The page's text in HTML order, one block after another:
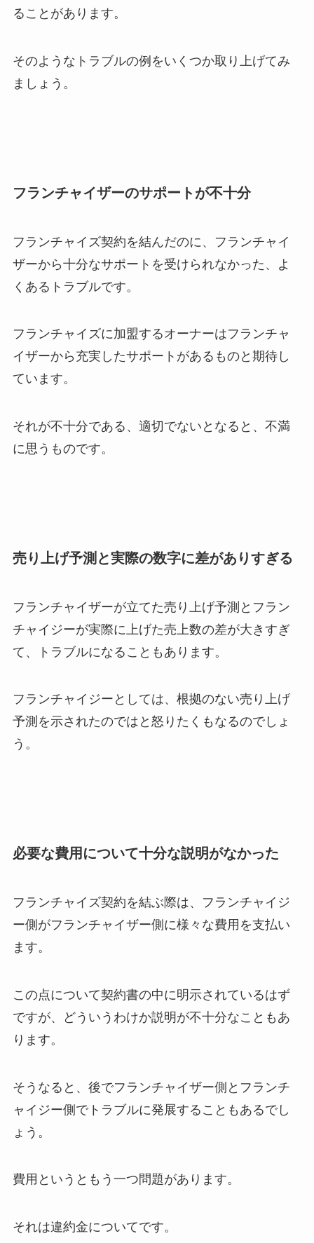
ることがあります。
そのようなトラブルの例をいくつか取り上げてみ
ましょう。
フランチャイザーのサポートが不十分
フランチャイズ契約を結んだのに、フランチャイ
ザーから十分なサポートを受けられなかった、よ
くあるトラブルです。
フランチャイズに加盟するオーナーはフランチャ
イザーから充実したサポートがあるものと期待し
ています。
それが不十分である、適切でないとなると、不満
に思うものです。
売り上げ予測と実際の数字に差がありすぎる
フランチャイザーが立てた売り上げ予測とフラン
チャイジーが実際に上げた売上数の差が大きすぎ
て、トラブルになることもあります。
フランチャイジーとしては、根拠のない売り上げ
予測を示されたのではと怒りたくもなるのでしょ
う。
必要な費用について十分な説明がなかった
フランチャイズ契約を結ぶ際は、フランチャイジ
ー側がフランチャイザー側に様々な費用を支払い
ます。
この点について契約書の中に明示されているはず
ですが、どういうわけか説明が不十分なこともあ
ります。
そうなると、後でフランチャイザー側とフランチ
ャイジー側でトラブルに発展することもあるでし
ょう。
費用というともう一つ問題があります。
それは違約金についてです。